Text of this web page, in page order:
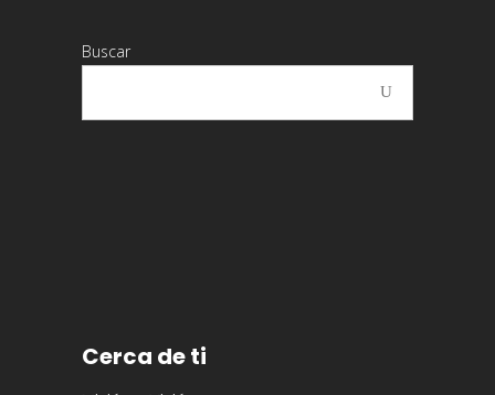
Buscar
Cerca de ti